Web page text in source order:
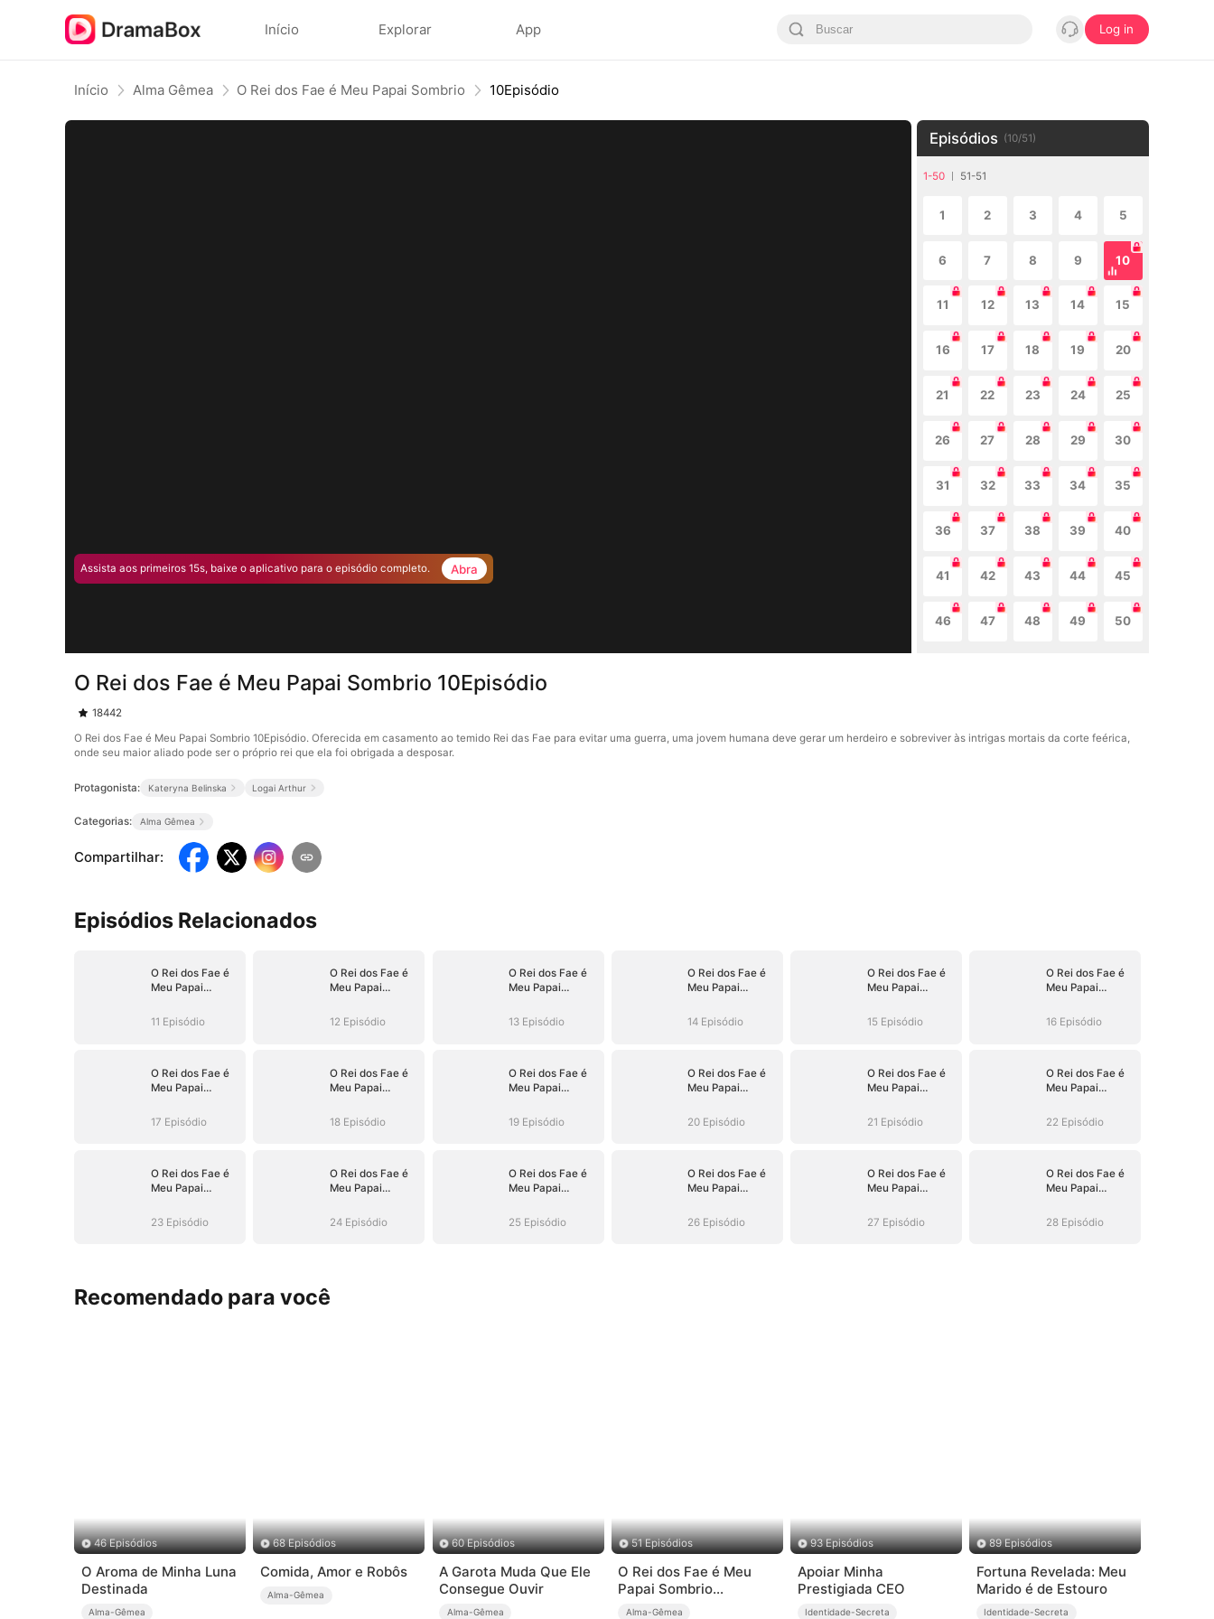
Início Explorar App Log in
Início Alma Gêmea O Rei dos Fae é Meu Papai Sombrio 10Episódio
Assista aos primeiros 15s, baixe o aplicativo para o episódio completo. Abra
Episódios (10/51)
1-50 51-51
1 2 3 4 5
6 7 8 9 10
11 12 13 14 15
16 17 18 19 20
21 22 23 24 25
26 27 28 29 30
31 32 33 34 35
36 37 38 39 40
41 42 43 44 45
46 47 48 49 50
O Rei dos Fae é Meu Papai Sombrio 10Episódio
18442
O Rei dos Fae é Meu Papai Sombrio 10Episódio. Oferecida em casamento ao temido Rei das Fae para evitar uma guerra, uma jovem humana deve gerar um herdeiro e sobreviver às intrigas mortais da corte feérica,
onde seu maior aliado pode ser o próprio rei que ela foi obrigada a desposar.
Protagonista: Kateryna Belinska Logai Arthur
Categorias: Alma Gêmea
Compartilhar:
Episódios Relacionados
O Rei dos Fae é
Meu Papai
11 Episódio
O Rei dos Fae é
Meu Papai
12 Episódio
O Rei dos Fae é
Meu Papai
13 Episódio
O Rei dos Fae é
Meu Papai
14 Episódio
O Rei dos Fae é
Meu Papai
15 Episódio
O Rei dos Fae é
Meu Papai
16 Episódio
O Rei dos Fae é
Meu Papai
17 Episódio
O Rei dos Fae é
Meu Papai
18 Episódio
O Rei dos Fae é
Meu Papai
19 Episódio
O Rei dos Fae é
Meu Papai
20 Episódio
O Rei dos Fae é
Meu Papai
21 Episódio
O Rei dos Fae é
Meu Papai
22 Episódio
O Rei dos Fae é
Meu Papai
23 Episódio
O Rei dos Fae é
Meu Papai
24 Episódio
O Rei dos Fae é
Meu Papai
25 Episódio
O Rei dos Fae é
Meu Papai
26 Episódio
O Rei dos Fae é
Meu Papai
27 Episódio
O Rei dos Fae é
Meu Papai
28 Episódio
Recomendado para você
46 Episódios
O Aroma de Minha Luna
Destinada
Alma-Gêmea
68 Episódios
Comida, Amor e Robôs
Alma-Gêmea
60 Episódios
A Garota Muda Que Ele
Consegue Ouvir
Alma-Gêmea
51 Episódios
O Rei dos Fae é Meu
Papai Sombrio
(Dublado)
Alma-Gêmea
93 Episódios
Apoiar Minha
Prestigiada CEO
Identidade-Secreta
89 Episódios
Fortuna Revelada: Meu
Marido é de Estouro
Identidade-Secreta